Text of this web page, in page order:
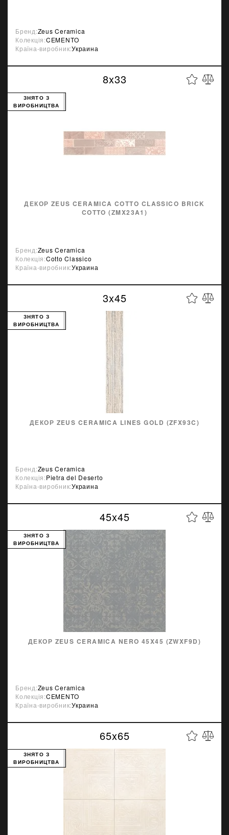
Бренд:Zeus Ceramica
Колекція:CEMENTO
Країна-виробник:Украина
8x33
ДЕКОР ZEUS CERAMICA COTTO CLASSICO BRICK
COTTO (ZMX23A1)
ЗНЯТО З
ВИРОБНИЦТВА
Бренд:Zeus Ceramica
Колекція:Cotto Classico
Країна-виробник:Украина
3x45
ДЕКОР ZEUS CERAMICA LINES GOLD (ZFX93C)
ЗНЯТО З
ВИРОБНИЦТВА
Бренд:Zeus Ceramica
Колекція:Pietra del Deserto
Країна-виробник:Украина
45x45
ДЕКОР ZEUS CERAMICA NERO 45X45 (ZWXF9D)
ЗНЯТО З
ВИРОБНИЦТВА
Бренд:Zeus Ceramica
Колекція:CEMENTO
Країна-виробник:Украина
65x65
ЗНЯТО З
ВИРОБНИЦТВА